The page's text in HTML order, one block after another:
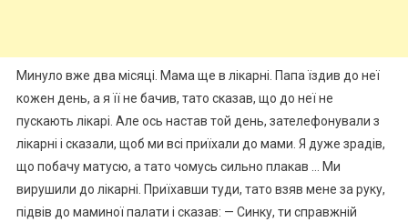
Минуло вже два місяці. Мама ще в лікарні. Папа їздив до неї
кожен день, а я її не бачив, тато сказав, що до неї не
пускають лікарі. Але ось настав той день, зателефонували з
лікарні і сказали, щоб ми всі приїхали до мами. Я дуже зрадів,
що побачу матусю, а тато чомусь сильно плакав … Ми
вирушили до лікарні. Приїхавши туди, тато взяв мене за руку,
підвів до маминої палати і сказав: — Синку, ти справжній